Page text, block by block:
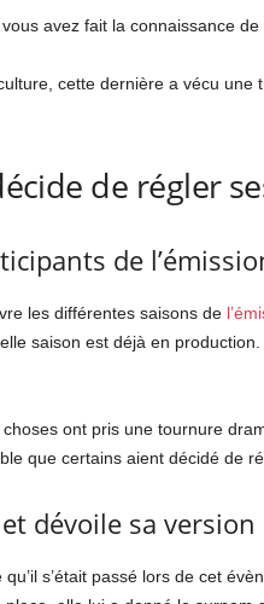
avez fait la connaissance de
cette dernière a vécu
de régler
de
les différentes saisons de
saison est déjà en
ont pris une tournure
que certains aient décidé de
dévoile sa version
s’était passé lors de cet